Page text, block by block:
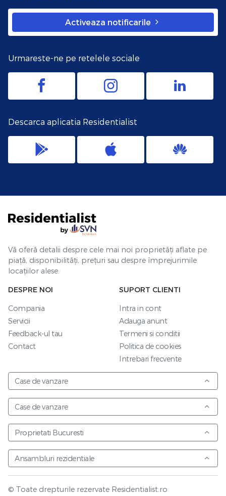
Activeaza notificarile
Urmareste-ne pe retelele sociale
Descarca aplicatia Residentialist
Vă oferă detalii despre cele mai noi proprietăți aflate pe
piață, disponibilități, prețuri sau despre împrejurimile
locațiilor alese.
DESPRE NOI
Compania
Servicii
Feedback-ul tau
Contact
SUPORT CLIENTI
Intra in cont
Adauga anunt
Termeni si conditii
Politica de cookies
Intrebari frecvente
Case de vanzare
Case de vanzare
Proprietati Bucuresti
Ansambluri rezidentiale
© Toate drepturile rezervate Residentialist.ro